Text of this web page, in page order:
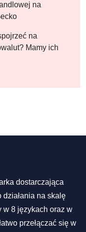
na
na
Mamy ich
dostarczająca
na skalę
w 8 językach oraz w
przełączać się w